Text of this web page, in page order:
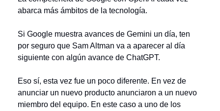
abarca más ámbitos de la tecnología.
Si Google muestra avances de Gemini un día, ten
por seguro que Sam Altman va a aparecer al día
siguiente con algún avance de ChatGPT.
Eso sí, esta vez fue un poco diferente. En vez de
anunciar un nuevo producto anunciaron a un nuevo
miembro del equipo. En este caso a uno de los